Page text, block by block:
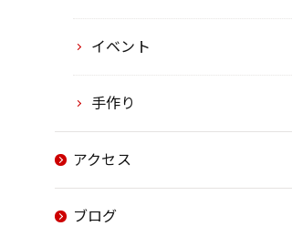
イベント
手作り
アクセス
ブログ